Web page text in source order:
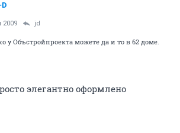
D
2009 jd
у Объстройпроекта можете да и то в 62 доме.
элегантно оформлено